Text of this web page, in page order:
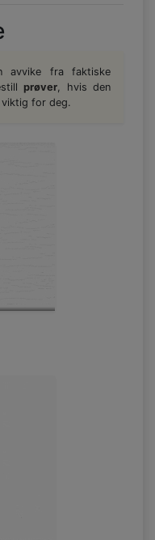
avvike fra faktiske
prøver, hvis den
viktig for deg.